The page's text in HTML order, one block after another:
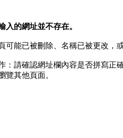
入的網址並不存在。
可能已被刪除、名稱已被更改，
：請確認網址欄內容是否拼寫正
覽其他頁面。